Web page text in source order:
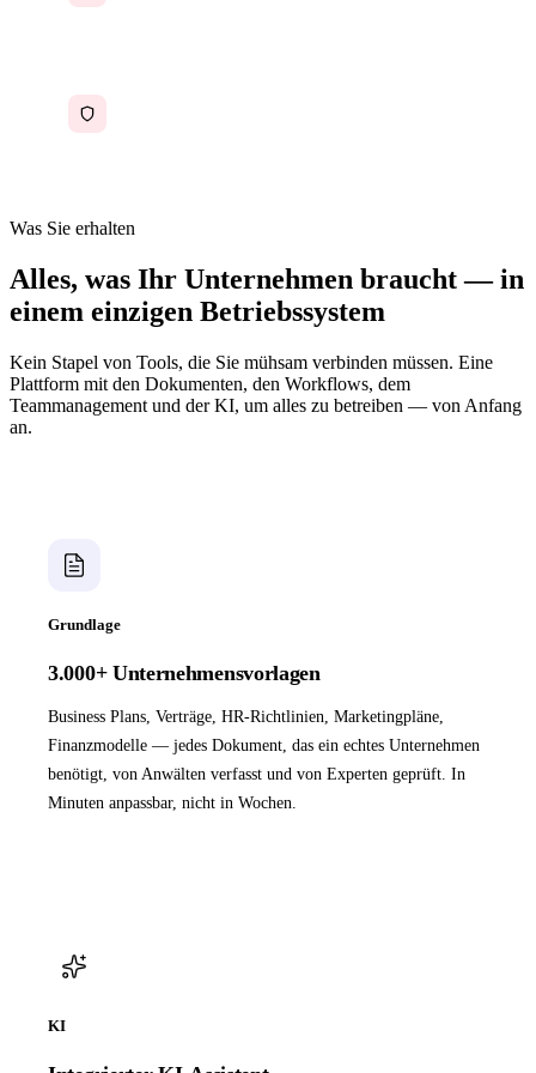
Was Sie erhalten
Alles, was Ihr Unternehmen braucht — in
einem einzigen Betriebssystem
Kein Stapel von Tools, die Sie mühsam verbinden müssen. Eine
Plattform mit den Dokumenten, den Workflows, dem
Teammanagement und der KI, um alles zu betreiben — von Anfang
an.
Grundlage
3.000+ Unternehmensvorlagen
Business Plans, Verträge, HR-Richtlinien, Marketingpläne,
Finanzmodelle — jedes Dokument, das ein echtes Unternehmen
benötigt, von Anwälten verfasst und von Experten geprüft. In
Minuten anpassbar, nicht in Wochen.
KI